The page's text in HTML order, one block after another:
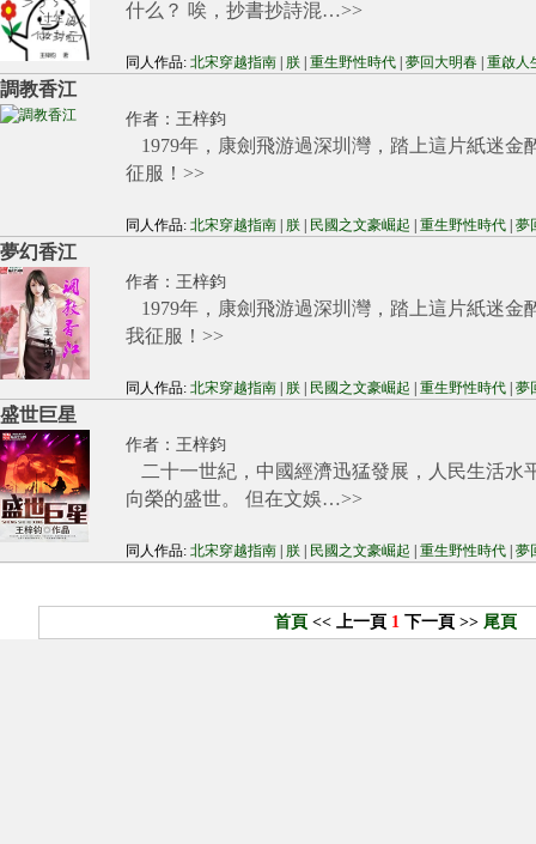
什么？ 唉，抄書抄詩混…>>
同人作品: 北宋穿越指南 朕 重生野性時代 夢回大明春 重啟人
調教香江
作者： 王梓鈞
1979年，康劍飛游過深圳灣，踏上這片紙迷
征服！ >>
同人作品: 北宋穿越指南 朕 民國之文豪崛起 重生野性時代 夢
夢幻香江
作者： 王梓鈞
1979年，康劍飛游過深圳灣，踏上這片紙迷
我征服！ >>
同人作品: 北宋穿越指南 朕 民國之文豪崛起 重生野性時代 夢
盛世巨星
作者： 王梓鈞
二十一世紀，中國經濟迅猛發展，人民生活水
向榮的盛世。 但在文娛…>>
同人作品: 北宋穿越指南 朕 民國之文豪崛起 重生野性時代 夢
首頁 << 上一頁 1 下一頁 >> 尾頁